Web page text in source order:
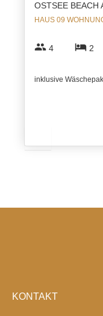
OSTSEE BEACH
HAUS 09
group 4 hotel 2
inklusive
KONTAKT